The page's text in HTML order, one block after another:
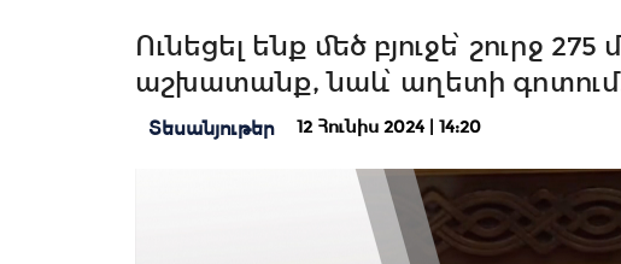
Ունեցել ենք մեծ բյուջե՝ շուրջ
աշխատանք, նաև՝ աղետի
Տեսանյութեր 12 Հունիս 2024 | 14:20